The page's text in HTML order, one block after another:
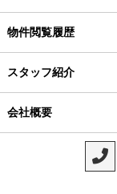
物件閲覧履歴
スタッフ紹介
会社概要